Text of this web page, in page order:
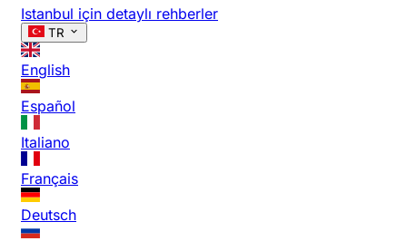
Istanbul için detaylı rehberler
TR
English
Español
Italiano
Français
Deutsch